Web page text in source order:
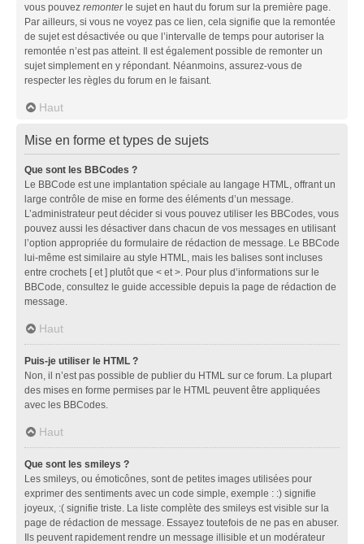
vous pouvez remonterle sujet en haut du forum sur la première page.
Par ailleurs, si vous ne voyez pas ce lien, cela signifie que la remontée
de sujet est désactivée ou que l’intervalle de temps pour autoriser la
remontée n’est pas atteint. Il est également possible de remonter un
sujet simplement en y répondant. Néanmoins, assurez-vous de
respecter les règles du forum en le faisant.
Haut
Mise en forme et types de sujets
Que sont les BBCodes ?
Le BBCode est une implantation spéciale au langage HTML, offrant un
large contrôle de mise en forme des éléments d’un message.
L’administrateur peut décider si vous pouvez utiliser les BBCodes, vous
pouvez aussi les désactiver dans chacun de vos messages en utilisant
l’option appropriée du formulaire de rédaction de message. Le BBCode
lui-même est similaire au style HTML, mais les balises sont incluses
entre crochets [ et ] plutôt que < et >. Pour plus d’informations sur le
BBCode, consultez le guide accessible depuis la page de rédaction de
message.
Haut
Puis-je utiliser le HTML ?
Non, il n’est pas possible de publier du HTML sur ce forum. La plupart
des mises en forme permises par le HTML peuvent être appliquées
avec les BBCodes.
Haut
Que sont les smileys ?
Les smileys, ou émoticônes, sont de petites images utilisées pour
exprimer des sentiments avec un code simple, exemple : :) signifie
joyeux, :( signifie triste. La liste complète des smileys est visible sur la
page de rédaction de message. Essayez toutefois de ne pas en abuser.
Ils peuvent rapidement rendre un message illisible et un modérateur